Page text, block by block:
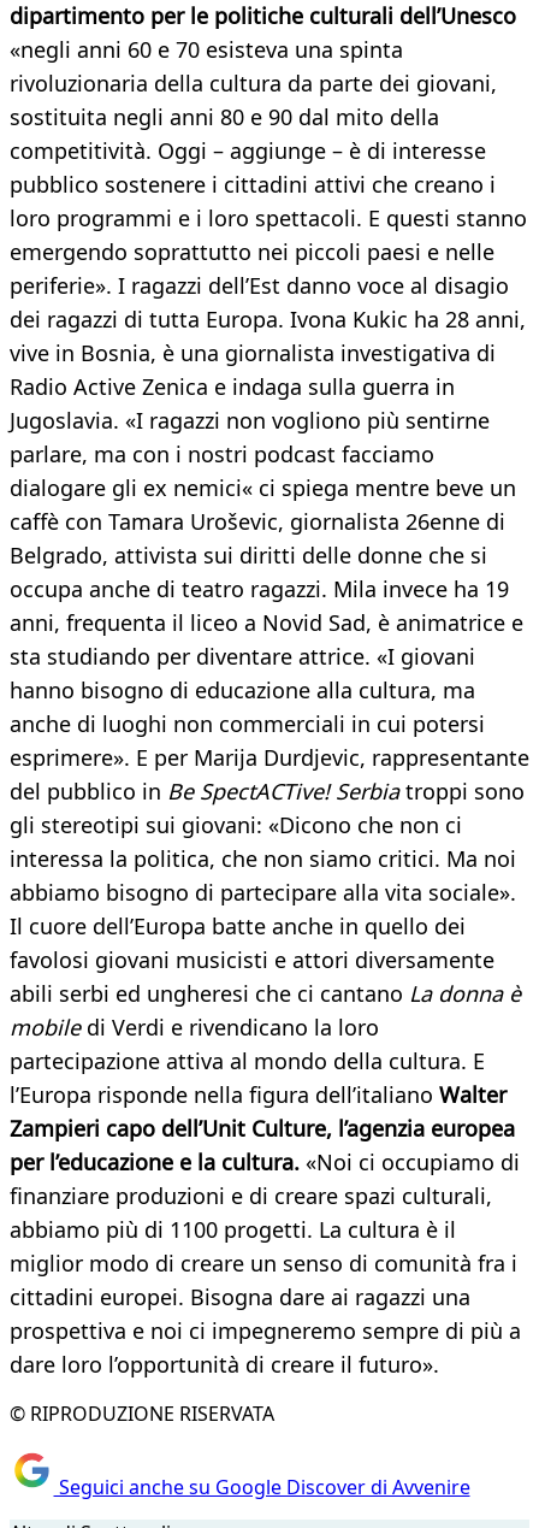
dipartimento per le politiche culturali dell’Unesco
«negli anni 60 e 70 esisteva una spinta
rivoluzionaria della cultura da parte dei giovani,
sostituita negli anni 80 e 90 dal mito della
competitività. Oggi – aggiunge – è di interesse
pubblico sostenere i cittadini attivi che creano i
loro programmi e i loro spettacoli. E questi stanno
emergendo soprattutto nei piccoli paesi e nelle
periferie». I ragazzi dell’Est danno voce al disagio
dei ragazzi di tutta Europa. Ivona Kukic ha 28 anni,
vive in Bosnia, è una giornalista investigativa di
Radio Active Zenica e indaga sulla guerra in
Jugoslavia. «I ragazzi non vogliono più sentirne
parlare, ma con i nostri podcast facciamo
dialogare gli ex nemici« ci spiega mentre beve un
caffè con Tamara Uroševic, giornalista 26enne di
Belgrado, attivista sui diritti delle donne che si
occupa anche di teatro ragazzi. Mila invece ha 19
anni, frequenta il liceo a Novid Sad, è animatrice e
sta studiando per diventare attrice. «I giovani
hanno bisogno di educazione alla cultura, ma
anche di luoghi non commerciali in cui potersi
esprimere». E per Marija Durdjevic, rappresentante
del pubblico in Be SpectACTive! Serbiatroppi sono
gli stereotipi sui giovani: «Dicono che non ci
interessa la politica, che non siamo critici. Ma noi
abbiamo bisogno di partecipare alla vita sociale».
Il cuore dell’Europa batte anche in quello dei
favolosi giovani musicisti e attori diversamente
abili serbi ed ungheresi che ci cantano La donna è
mobiledi Verdi e rivendicano la loro
partecipazione attiva al mondo della cultura. E
l’Europa risponde nella figura dell’italiano Walter
Zampieri capo dell’Unit Culture, l’agenzia europea
per l’educazione e la cultura. «Noi ci occupiamo di
finanziare produzioni e di creare spazi culturali,
abbiamo più di 1100 progetti. La cultura è il
miglior modo di creare un senso di comunità fra i
cittadini europei. Bisogna dare ai ragazzi una
prospettiva e noi ci impegneremo sempre di più a
dare loro l’opportunità di creare il futuro».
© RIPRODUZIONE RISERVATA
Seguici anche su Google Discover di Avvenire